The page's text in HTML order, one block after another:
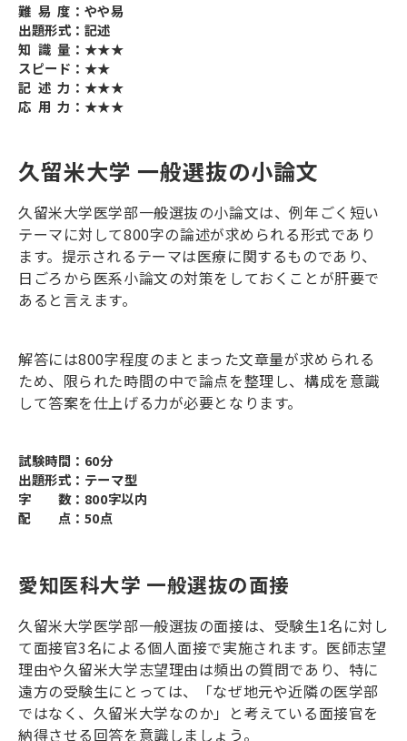
難 易 度：やや易
出題形式：記述
知 識 量：★★★
スピード：★★
記 述 力：★★★
応 用 力：★★★
久留米大学 一般選抜の小論文
久留米大学医学部一般選抜の小論文は、例年ごく短い
テーマに対して800字の論述が求められる形式であり
ます。提示されるテーマは医療に関するものであり、
日ごろから医系小論文の対策をしておくことが肝要で
あると言えます。
解答には800字程度のまとまった文章量が求められる
ため、限られた時間の中で論点を整理し、構成を意識
して答案を仕上げる力が必要となります。
試験時間：60分
出題形式：テーマ型
字 数：800字以内
配 点：50点
愛知医科大学 一般選抜の面接
久留米大学医学部一般選抜の面接は、受験生1名に対し
て面接官3名による個人面接で実施されます。医師志望
理由や久留米大学志望理由は頻出の質問であり、特に
遠方の受験生にとっては、「なぜ地元や近隣の医学部
ではなく、久留米大学なのか」と考えている面接官を
納得させる回答を意識しましょう。